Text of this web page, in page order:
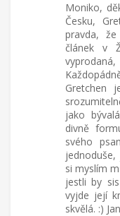
Moniko,
Česku,
pravda,
článek v
Gretchen
jako
divně
svého
si myslím
jestli by
vyjde její
skvělá. :)